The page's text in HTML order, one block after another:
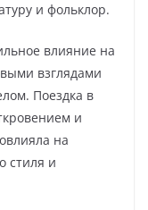
и фольклор.
влияние на
взглядами
Поездка в
и
на
стиля и